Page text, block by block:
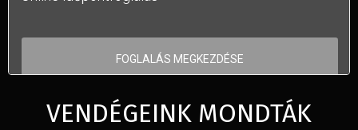
VENDÉGEINK MONDTÁK